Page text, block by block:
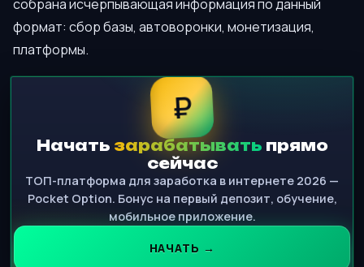
собрана исчерпывающая информация по данный
формат: сбор базы, автоворонки, монетизация,
платформы.
₽
Начать зарабатывать прямо
сейчас
ТОП-платформа для заработка в интернете 2026 —
Pocket Option. Бонус на первый депозит, обучение,
мобильное приложение.
НАЧАТЬ →